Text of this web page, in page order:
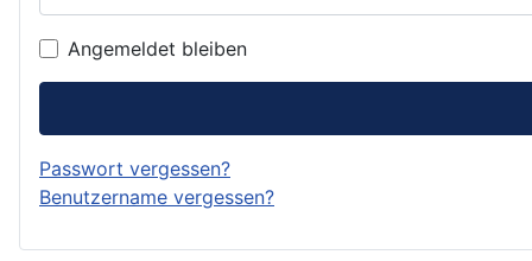
Angemeldet bleiben
Passwort vergessen?
Benutzername vergessen?